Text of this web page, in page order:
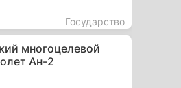
Государство
многоцелевой
Ан-2